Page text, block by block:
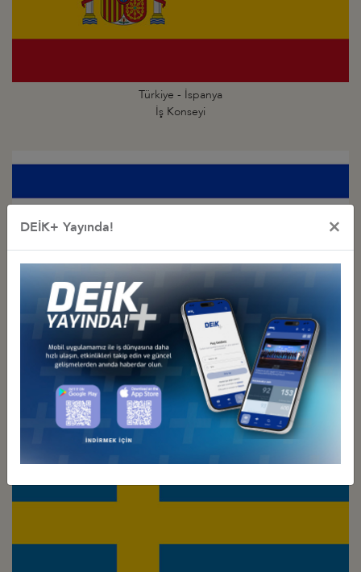
Türkiye - İspanya
İş Konseyi
Türkiye - İsrail
İş Konseyi
DEİK+ Yayında! ×